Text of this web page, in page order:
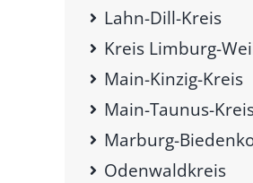
Lahn-Dill-Kreis
Kreis Limburg-
Main-Kinzig-Kreis
Main-Taunus-
Marburg-
Odenwaldkreis